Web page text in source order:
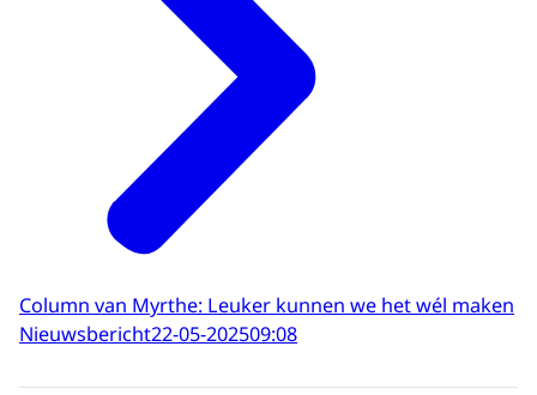
Column van Myrthe: Leuker kunnen we het wél maken
Nieuwsbericht22-05-202509:08